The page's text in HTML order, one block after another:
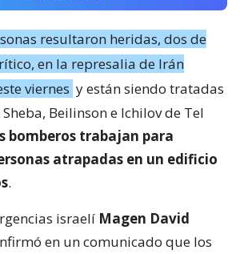
resultaron heridas, dos de
en la represalia de Irán
viernes y están siendo tratadas
Beilinson e Ichilov de Tel
bomberos trabajan para
atrapadas en un edificio
.
israelí Magen David
en un comunicado que los